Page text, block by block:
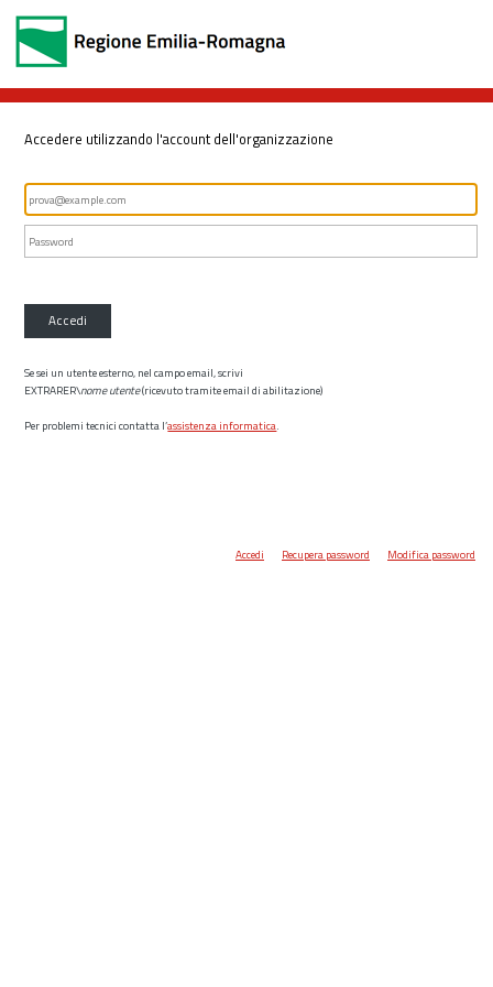
Accedere utilizzando l'account dell'organizzazione
Accedi
Se sei un utente esterno, nel campo email, scrivi
EXTRARER\nome utente(ricevuto tramite email di abilitazione)
Per problemi tecnici contatta l’assistenza informatica.
Accedi Recupera password Modifica password